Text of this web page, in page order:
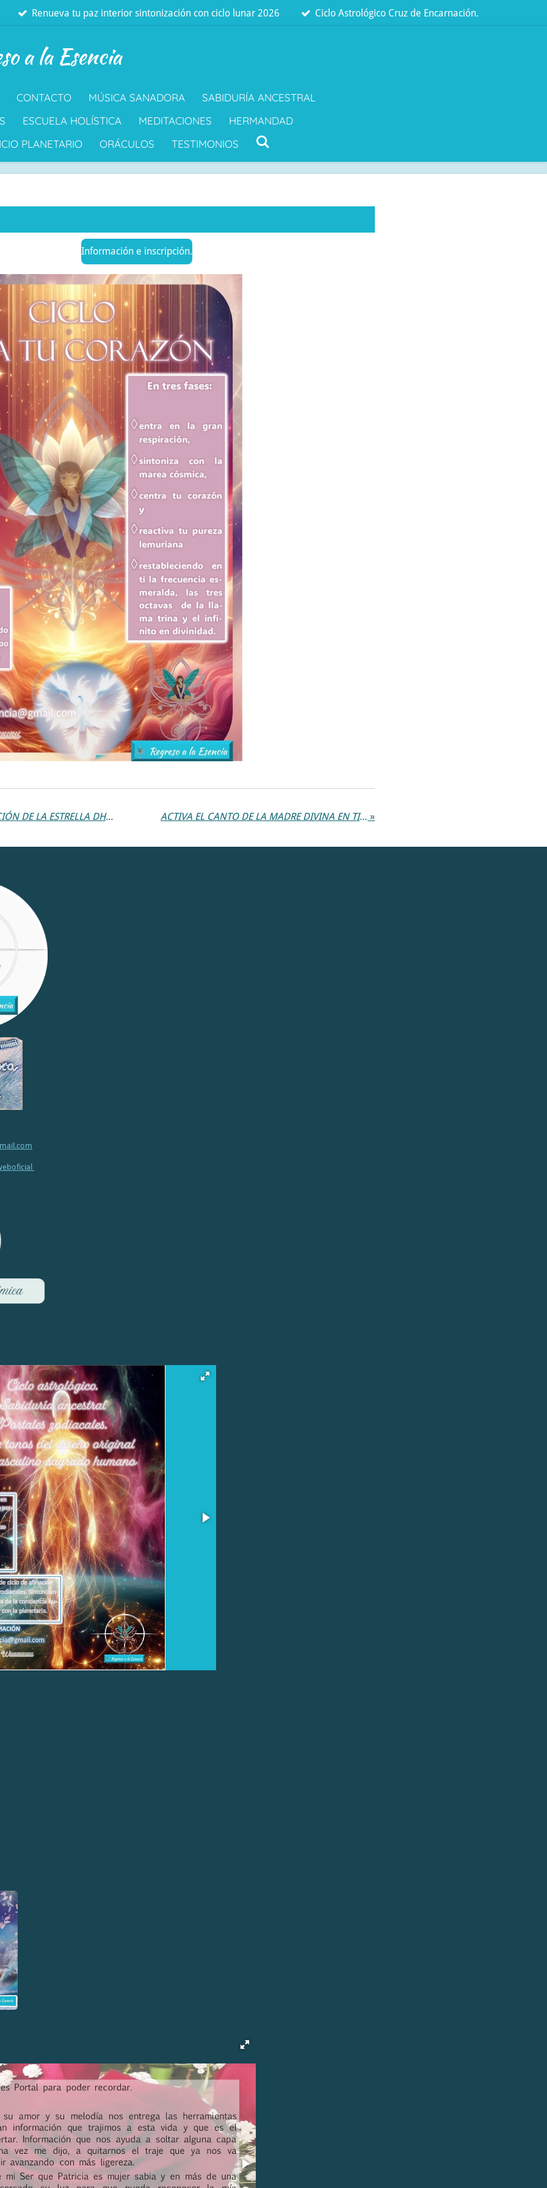
Renueva tu paz interior sintonización con ciclo lunar 2026 Ciclo Astrológico Cruz de Encarnación.
a la Esencia
CONTACTO MÚSICA SANADORA
SABIDURÍA ANCESTRAL
ESCUELA HOLÍSTICA MEDITACIONES
HERMANDAD
PLANETARIO
ORÁCULOS TESTIMONIOS
Información e inscripción.
PORTAL 888. ACTIVACIÓN DE LA ESTRELLA DHÁRMICA DE LA HUMANIDAD CONSCIENTE ACTIVA EL CANTO DE LA MADRE DIVINA EN TI CON NAVARATRI 2024 »